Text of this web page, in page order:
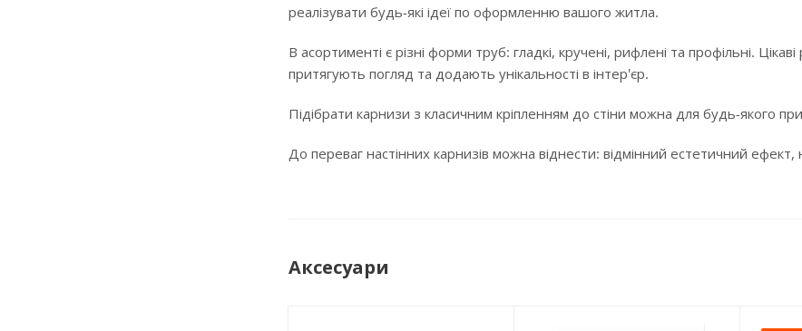
реалізувати будь-які ідеї по оформленню вашого житла.
В асортименті є різні форми труб: гладкі, кручені, рифлені та профільні.
притягують погляд та додають унікальності в інтер'єр.
Підібрати карнизи з класичним кріпленням до стіни можна для будь-якого
До переваг настінних карнизів можна віднести: відмінний естетичний ефект,
Аксесуари